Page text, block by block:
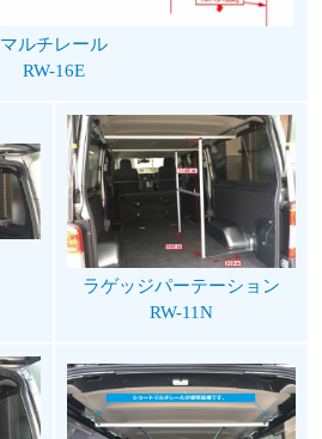
マルチレール
RW-16E
ラゲッジパーテーション
RW-11N